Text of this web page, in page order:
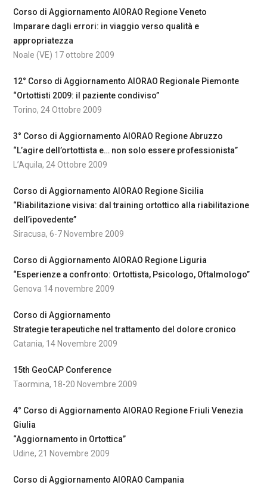
Corso di Aggiornamento AIORAO Regione Veneto
Imparare dagli errori: in viaggio verso qualità e
appropriatezza
Noale (VE) 17 ottobre 2009
12° Corso di Aggiornamento AIORAO Regionale Piemonte
“Ortottisti 2009: il paziente condiviso”
Torino, 24 Ottobre 2009
3° Corso di Aggiornamento AIORAO Regione Abruzzo
“L’agire dell’ortottista e… non solo essere professionista”
L’Aquila, 24 Ottobre 2009
Corso di Aggiornamento AIORAO Regione Sicilia
“Riabilitazione visiva: dal training ortottico alla riabilitazione
dell’ipovedente”
Siracusa, 6-7 Novembre 2009
Corso di Aggiornamento AIORAO Regione Liguria
“Esperienze a confronto: Ortottista, Psicologo, Oftalmologo”
Genova 14 novembre 2009
Corso di Aggiornamento
Strategie terapeutiche nel trattamento del dolore cronico
Catania, 14 Novembre 2009
15th GeoCAP Conference
Taormina, 18-20 Novembre 2009
4° Corso di Aggiornamento AIORAO Regione Friuli Venezia
Giulia
“Aggiornamento in Ortottica”
Udine, 21 Novembre 2009
Corso di Aggiornamento AIORAO Campania